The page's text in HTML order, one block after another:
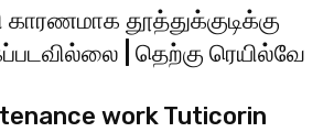
காரணமாக தூத்துக்குடிக்கு
| தெற்கு ரெயில்வே
work Tuticorin